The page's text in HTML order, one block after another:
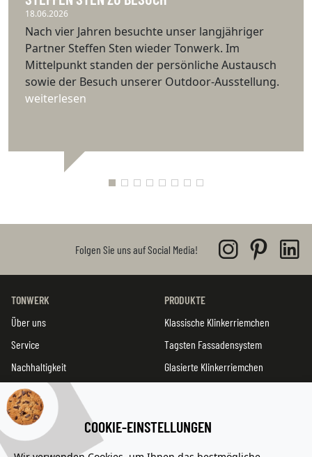
18.06.2026
Nach vier Jahren besuchte unser langjähriger
Partner Steffen Sten wieder Tonwerk. Im
Mittelpunkt standen der persönliche Austausch
sowie der Besuch unserer Outdoor-Ausstellung.
weiterlesen
Folgen Sie uns auf Social Media!
TONWERK
Über uns
Service
Nachhaltigkeit
PRODUKTE
Klassische Klinkerriemchen
Tagsten Fassadensystem
Glasierte Klinkerriemchen
Alle Serien
COOKIE-EINSTELLUNGEN